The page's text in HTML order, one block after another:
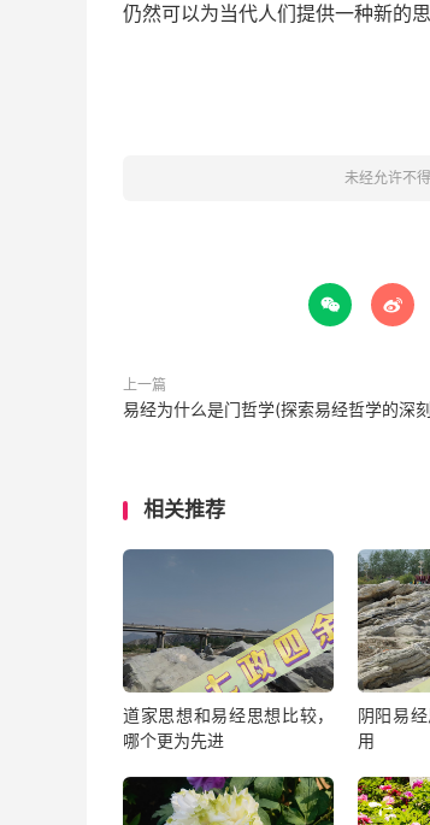
仍然可以为当代人们提供一种新的
未经允许不得
 
上一篇
易经为什么是门哲学(探索易经哲学的深
相关推荐
道家思想和易经思想比较，
哪个更为先进
阴阳易
用